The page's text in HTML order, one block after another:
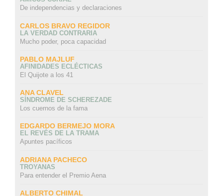
De independencias y declaraciones
CARLOS BRAVO REGIDOR
LA VERDAD CONTRARIA
Mucho poder, poca capacidad
PABLO MAJLUF
AFINIDADES ECLÉCTICAS
El Quijote a los 41
ANA CLAVEL
SÍNDROME DE SCHEREZADE
Los cuernos de la fama
EDGARDO BERMEJO MORA
EL REVÉS DE LA TRAMA
Apuntes pacíficos
ADRIANA PACHECO
TROYANAS
Para entender el Premio Aena
ALBERTO CHIMAL